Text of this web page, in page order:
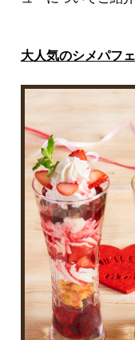
大人気のシメパフ